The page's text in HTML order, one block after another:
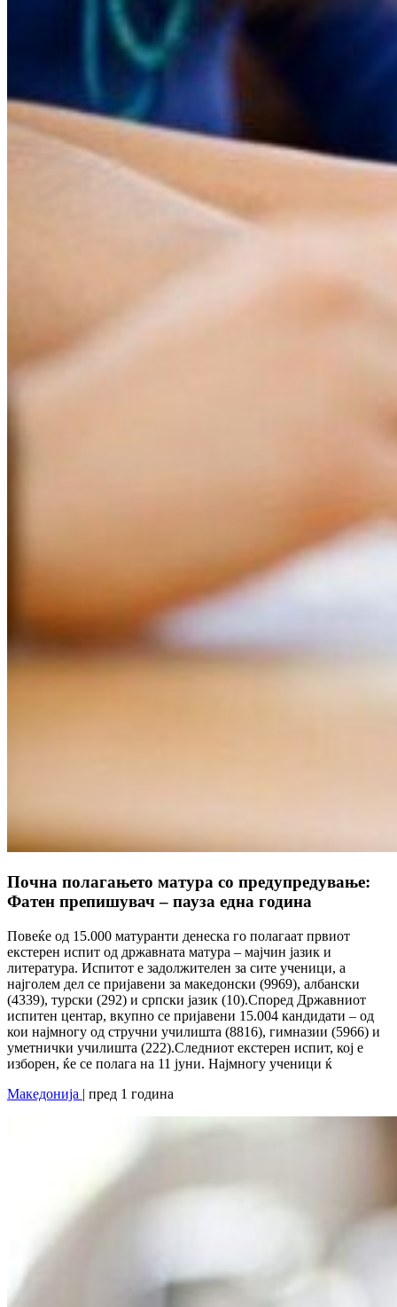
Почна полагањето матура со предупредување:
Фатен препишувач – пауза една година
Повеќе од 15.000 матуранти денеска го полагаат првиот
екстерен испит од државната матура – мајчин јазик и
литература. Испитот е задолжителен за сите ученици, а
најголем дел се пријавени за македонски (9969), албански
(4339), турски (292) и српски јазик (10).Според Државниот
испитен центар, вкупно се пријавени 15.004 кандидати – од
кои најмногу од стручни училишта (8816), гимназии (5966) и
уметнички училишта (222).Следниот екстерен испит, кој е
изборен, ќе се полага на 11 јуни. Најмногу ученици ќ
Македонија | пред 1 година